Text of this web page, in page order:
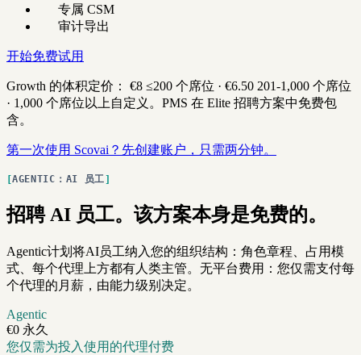
专属 CSM
审计导出
开始免费试用
Growth 的体积定价： €8 ≤200 个席位 · €6.50 201-1,000 个席位
· 1,000 个席位以上自定义。PMS 在 Elite 招聘方案中免费包
含。
第一次使用 Scovai？先创建账户，只需两分钟。
AGENTIC：AI 员工
招聘 AI 员工。该方案本身是免费的。
Agentic计划将AI员工纳入您的组织结构：角色章程、占用模
式、每个代理上方都有人类主管。无平台费用：您仅需支付每
个代理的月薪，由能力级别决定。
Agentic
€0 永久
您仅需为投入使用的代理付费